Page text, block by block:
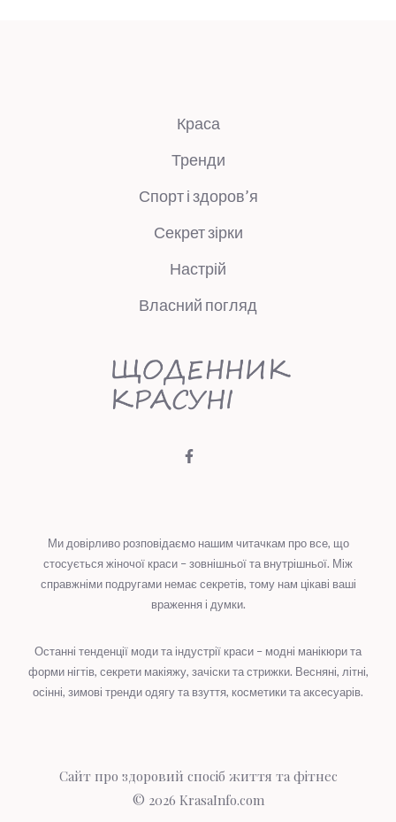
Краса
Тренди
Спорт і здоров’я
Секрет зірки
Настрій
Власний погляд
Ми довірливо розповідаємо нашим читачкам про все, що
стосується жіночої краси – зовнішньої та внутрішньої. Між
справжніми подругами немає секретів, тому нам цікаві ваші
враження і думки.
Останні тенденції моди та індустрії краси – модні манікюри та
форми нігтів, секрети макіяжу, зачіски та стрижки. Весняні, літні,
осінні, зимові тренди одягу та взуття, косметики та аксесуарів.
Сайт про здоровий спосіб життя та фітнес
© 2026 KrasaInfo.com